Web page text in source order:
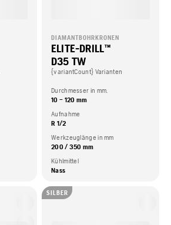
DIAMANTBOHRKRONEN
ELITE-DRILL™
D35 TW
{variantCount} Varianten
Durchmesser in mm.
10 – 120 mm
Aufnahme
R 1/2
Werkzeuglänge in mm
200 / 350 mm
Kühlmittel
Nass
SILBER